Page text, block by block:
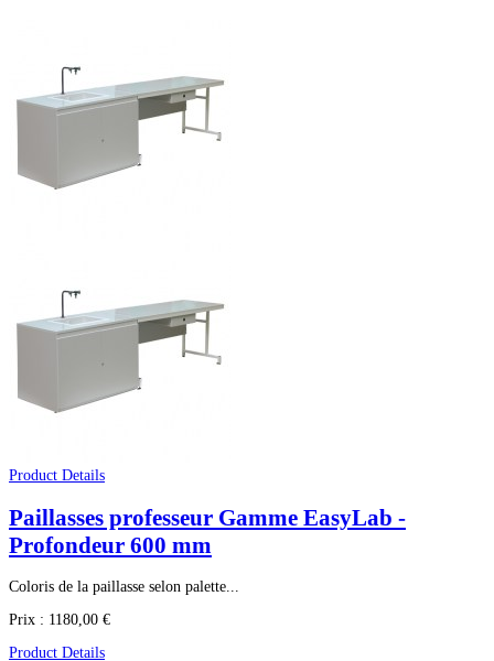
Product Details
Paillasses professeur Gamme EasyLab -
Profondeur 600 mm
Coloris de la paillasse selon palette...
Prix : 1180,00 €
Product Details